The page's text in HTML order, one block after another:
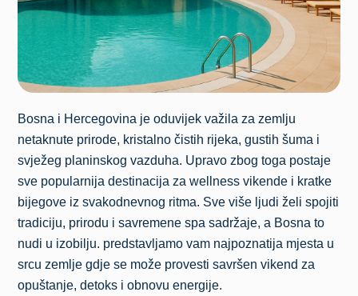
Bosna i Hercegovina je oduvijek važila za zemlju
netaknute prirode, kristalno čistih rijeka, gustih šuma i
svježeg planinskog vazduha. Upravo zbog toga postaje
sve popularnija destinacija za wellness vikende i kratke
bijegove iz svakodnevnog ritma. Sve više ljudi želi spojiti
tradiciju, prirodu i savremene spa sadržaje, a Bosna to
nudi u izobilju. predstavljamo vam najpoznatija mjesta u
srcu zemlje gdje se može provesti savršen vikend za
opuštanje, detoks i obnovu energije.